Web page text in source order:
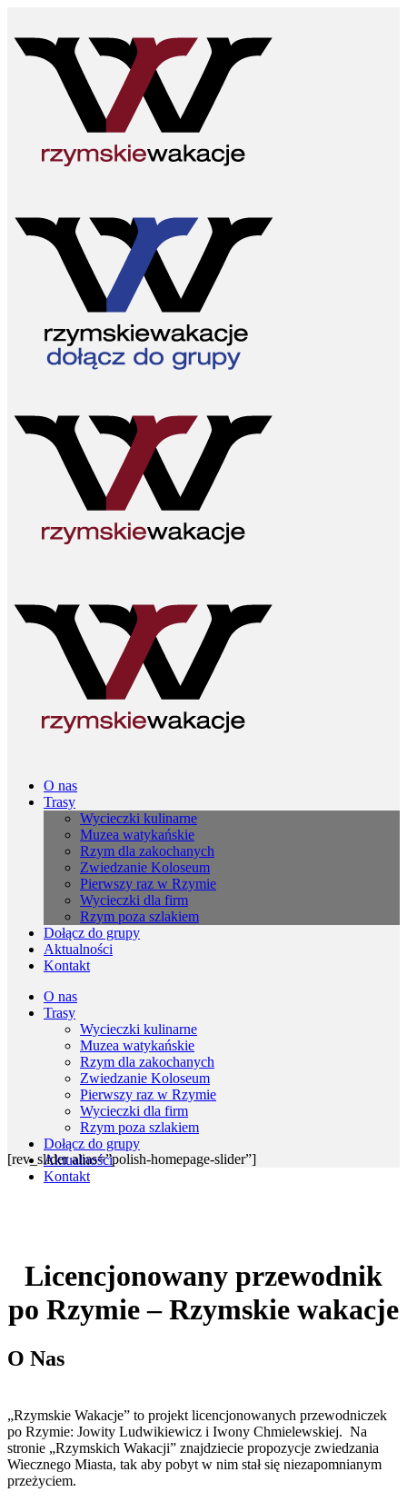
O nas
Trasy
Wycieczki kulinarne
Muzea watykańskie
Rzym dla zakochanych
Zwiedzanie Koloseum
Pierwszy raz w Rzymie
Wycieczki dla firm
Rzym poza szlakiem
Dołącz do grupy
Aktualności
Kontakt
O nas
Trasy
Wycieczki kulinarne
Muzea watykańskie
Rzym dla zakochanych
Zwiedzanie Koloseum
Pierwszy raz w Rzymie
Wycieczki dla firm
Rzym poza szlakiem
Dołącz do grupy
Aktualności
Kontakt
[rev_slider alias=”polish-homepage-slider”]
Licencjonowany przewodnik
po Rzymie – Rzymskie wakacje
O Nas
„Rzymskie Wakacje” to projekt licencjonowanych przewodniczek
po Rzymie: Jowity Ludwikiewicz i Iwony Chmielewskiej. Na
stronie „Rzymskich Wakacji” znajdziecie propozycje zwiedzania
Wiecznego Miasta, tak aby pobyt w nim stał się niezapomnianym
przeżyciem.